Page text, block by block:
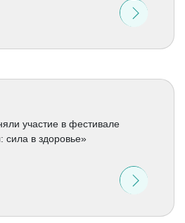
участие в фестивале
сила в здоровье»